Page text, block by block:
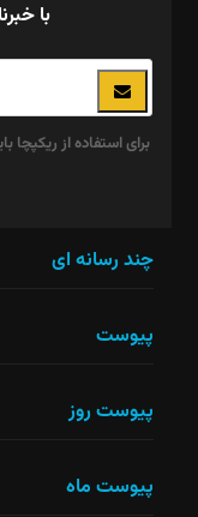
با
نباید
شود.
چند رسانه ای
پیوست
پیوست روز
پیوست ماه